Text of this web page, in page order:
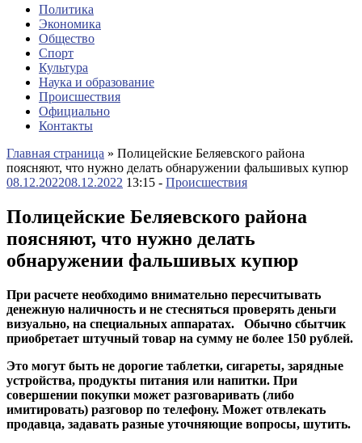
Политика
Экономика
Общество
Спорт
Культура
Наука и образование
Происшествия
Официально
Контакты
Главная страница » Полицейские Беляевского района
поясняют, что нужно делать обнаружении фальшивых купюр
08.12.202208.12.2022 13:15 - Происшествия
Полицейские Беляевского района
поясняют, что нужно делать
обнаружении фальшивых купюр
При расчете необходимо внимательно пересчитывать
денежную наличность и не стесняться проверять деньги
визуально, на специальных аппаратах. ​ ​ Обычно сбытчик
приобретает штучный товар на сумму не более 150 рублей.
Это могут быть не дорогие таблетки, сигареты, зарядные
устройства, продукты питания или напитки. При
совершении покупки может разговаривать (либо
имитировать) разговор по телефону. Может отвлекать
продавца, задавать разные уточняющие вопросы, шутить. ​